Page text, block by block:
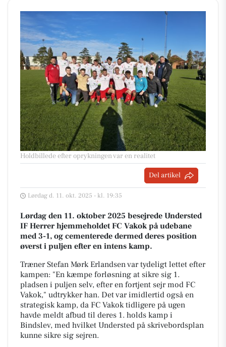
Holdbillede efter oprykningen var en realitet
Del artikel
Lørdag d. 11. okt. 2025 - kl. 19:35
Lørdag den 11. oktober 2025 besejrede Understed
IF Herrer hjemmeholdet FC Vakok på udebane
med 3-1, og cementerede dermed deres position
øverst i puljen efter en intens kamp.
Træner Stefan Mørk Erlandsen var tydeligt lettet efter
kampen: "En kæmpe forløsning at sikre sig 1.
pladsen i puljen selv, efter en fortjent sejr mod FC
Vakok," udtrykker han. Det var imidlertid også en
strategisk kamp, da FC Vakok tidligere på ugen
havde meldt afbud til deres 1. holds kamp i
Bindslev, med hvilket Understed på skrivebordsplan
kunne sikre sig sejren.